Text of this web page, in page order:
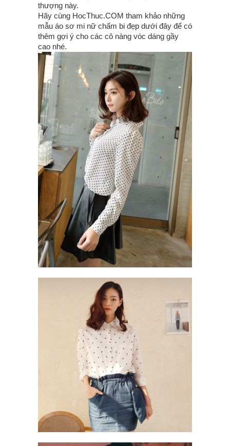
thượng này.
Hãy cùng HocThuc.COM tham khảo những
mẫu áo sơ mi nữ chấm bi đẹp dưới đây để có
thêm gợi ý cho các cô nàng vóc dáng gầy
cao nhé.